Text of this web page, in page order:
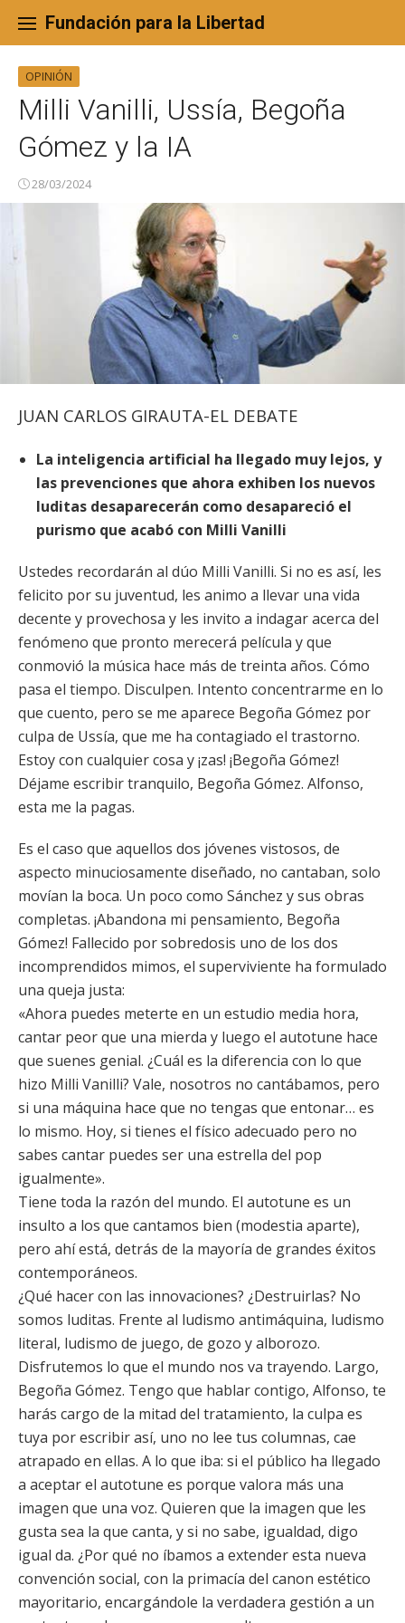
content
Fundación para la Libertad
OPINIÓN
Milli Vanilli, Ussía, Begoña
Gómez y la IA
28/03/2024
JUAN CARLOS GIRAUTA-EL DEBATE
La inteligencia artificial ha llegado muy lejos, y
las prevenciones que ahora exhiben los nuevos
luditas desaparecerán como desapareció el
purismo que acabó con Milli Vanilli
Ustedes recordarán al dúo Milli Vanilli. Si no es así, les
felicito por su juventud, les animo a llevar una vida
decente y provechosa y les invito a indagar acerca del
fenómeno que pronto merecerá película y que
conmovió la música hace más de treinta años. Cómo
pasa el tiempo. Disculpen. Intento concentrarme en lo
que cuento, pero se me aparece Begoña Gómez por
culpa de Ussía, que me ha contagiado el trastorno.
Estoy con cualquier cosa y ¡zas! ¡Begoña Gómez!
Déjame escribir tranquilo, Begoña Gómez. Alfonso,
esta me la pagas.
Es el caso que aquellos dos jóvenes vistosos, de
aspecto minuciosamente diseñado, no cantaban, solo
movían la boca. Un poco como Sánchez y sus obras
completas. ¡Abandona mi pensamiento, Begoña
Gómez! Fallecido por sobredosis uno de los dos
incomprendidos mimos, el superviviente ha formulado
una queja justa:
«Ahora puedes meterte en un estudio media hora,
cantar peor que una mierda y luego el autotune hace
que suenes genial. ¿Cuál es la diferencia con lo que
hizo Milli Vanilli? Vale, nosotros no cantábamos, pero
si una máquina hace que no tengas que entonar… es
lo mismo. Hoy, si tienes el físico adecuado pero no
sabes cantar puedes ser una estrella del pop
igualmente».
Tiene toda la razón del mundo. El autotune es un
insulto a los que cantamos bien (modestia aparte),
pero ahí está, detrás de la mayoría de grandes éxitos
contemporáneos.
¿Qué hacer con las innovaciones? ¿Destruirlas? No
somos luditas. Frente al ludismo antimáquina, ludismo
literal, ludismo de juego, de gozo y alborozo.
Disfrutemos lo que el mundo nos va trayendo. Largo,
Begoña Gómez. Tengo que hablar contigo, Alfonso, te
harás cargo de la mitad del tratamiento, la culpa es
tuya por escribir así, uno no lee tus columnas, cae
atrapado en ellas. A lo que iba: si el público ha llegado
a aceptar el autotune es porque valora más una
imagen que una voz. Quieren que la imagen que les
gusta sea la que canta, y si no sabe, igualdad, digo
igual da. ¿Por qué no íbamos a extender esta nueva
convención social, con la primacía del canon estético
mayoritario, encargándole la verdadera gestión a un